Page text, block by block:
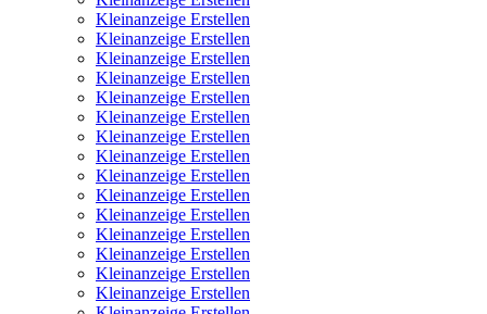
Kleinanzeige Erstellen
Kleinanzeige Erstellen
Kleinanzeige Erstellen
Kleinanzeige Erstellen
Kleinanzeige Erstellen
Kleinanzeige Erstellen
Kleinanzeige Erstellen
Kleinanzeige Erstellen
Kleinanzeige Erstellen
Kleinanzeige Erstellen
Kleinanzeige Erstellen
Kleinanzeige Erstellen
Kleinanzeige Erstellen
Kleinanzeige Erstellen
Kleinanzeige Erstellen